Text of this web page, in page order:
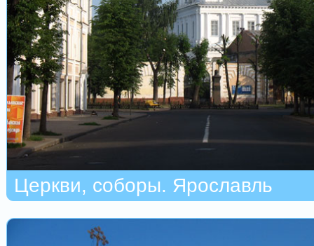
Церкви, соборы. Ярославль